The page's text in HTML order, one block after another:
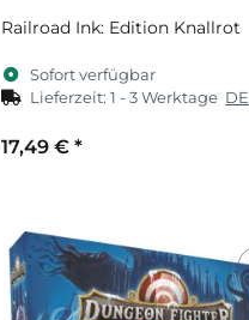
Railroad Ink: Edition Knallrot
Sofort verfügbar
Lieferzeit:1 - 3 Werktage DE
17,49 € *